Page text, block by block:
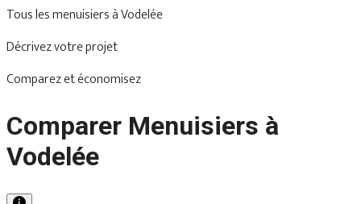
Tous les menuisiers à Vodelée
Décrivez votre projet
Comparez et économisez
Comparer Menuisiers à
Vodelée